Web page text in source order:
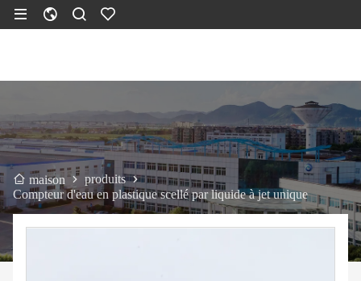
maison
produits
Compteur d'eau en plastique scellé par liquide à jet unique